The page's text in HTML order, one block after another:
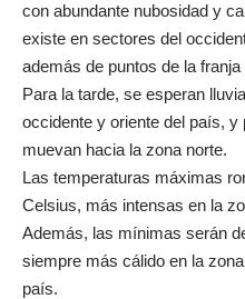
con abundante nubosidad y
existe en sectores del
además de puntos de la franja
Para la tarde, se esperan
occidente y oriente del país,
muevan hacia la zona norte.
Las temperaturas máximas
Celsius, más intensas en la
Además, las mínimas serán
siempre más cálido en la
país.